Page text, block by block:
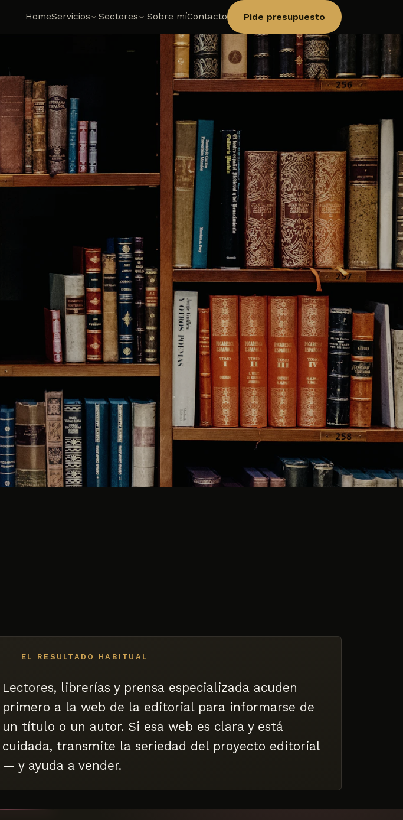
HomeServicios Sectores Sobre míContacto Pide presupuesto
EL RESULTADO HABITUAL
Lectores, librerías y prensa especializada acuden
primero a la web de la editorial para informarse de
un título o un autor. Si esa web es clara y está
cuidada, transmite la seriedad del proyecto editorial
— y ayuda a vender.